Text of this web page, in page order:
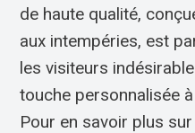
de haute qualité,
aux intempéries, est
les visiteurs
touche personnalisée
Pour en savoir plus